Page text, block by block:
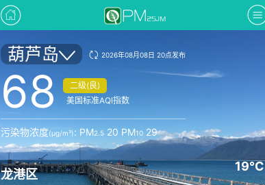
葫芦岛 2026年08月08日 20点发布
68
二级(良)
美国标准AQI指数
污染物浓度(μg/m³): PM2.520 PM10 29
龙港区
19°C